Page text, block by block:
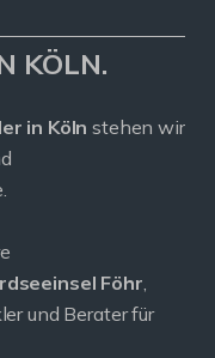
KÖLN.
in Köln stehen wir
Föhr,
und Berater für